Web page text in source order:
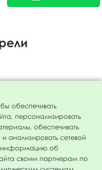
обеспечивать
персонализировать
обеспечивать
анализировать сетевой
информацию об
своим партнерам по